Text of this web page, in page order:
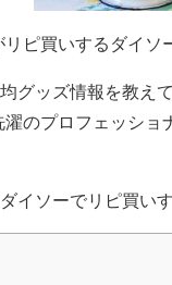
ピ買いするダイソ
グッズ情報を教
のプロフェッショ
イソーでリピ買い